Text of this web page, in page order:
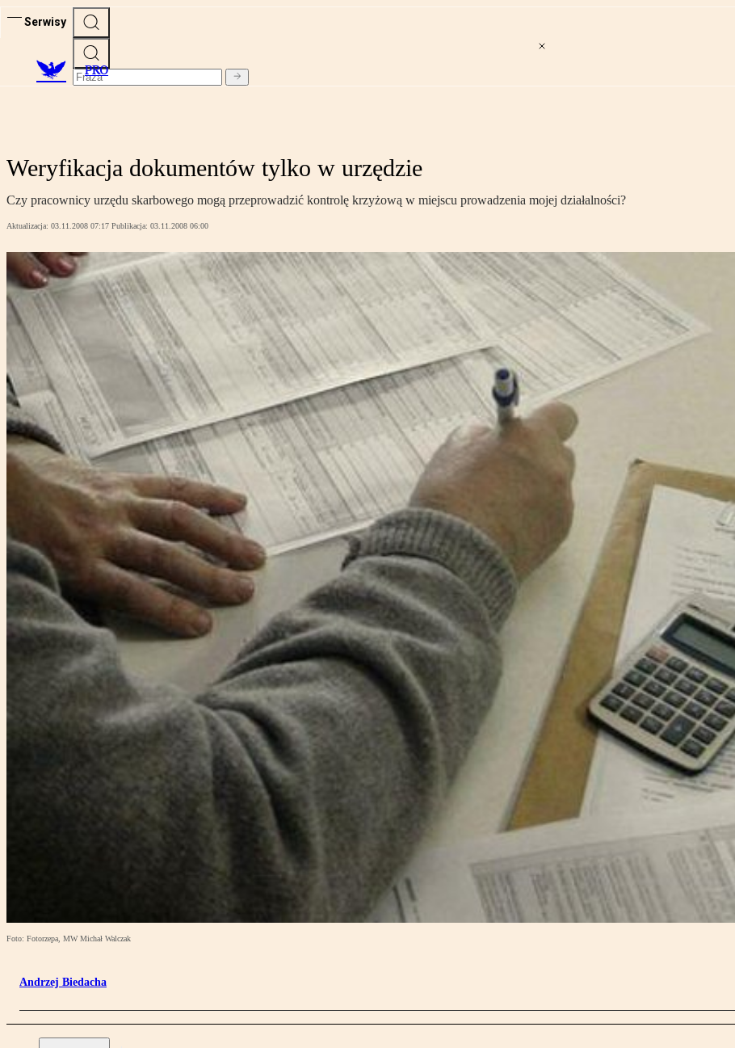
Serwisy
PRO
Weryfikacja dokumentów tylko w urzędzie
Czy pracownicy urzędu skarbowego mogą przeprowadzić kontrolę krzyżową w miejscu prowadzenia mojej działalności?
Aktualizacja: 03.11.2008 07:17 Publikacja: 03.11.2008 06:00
Foto: Fotorzepa, MW Michał Walczak
Andrzej Biedacha